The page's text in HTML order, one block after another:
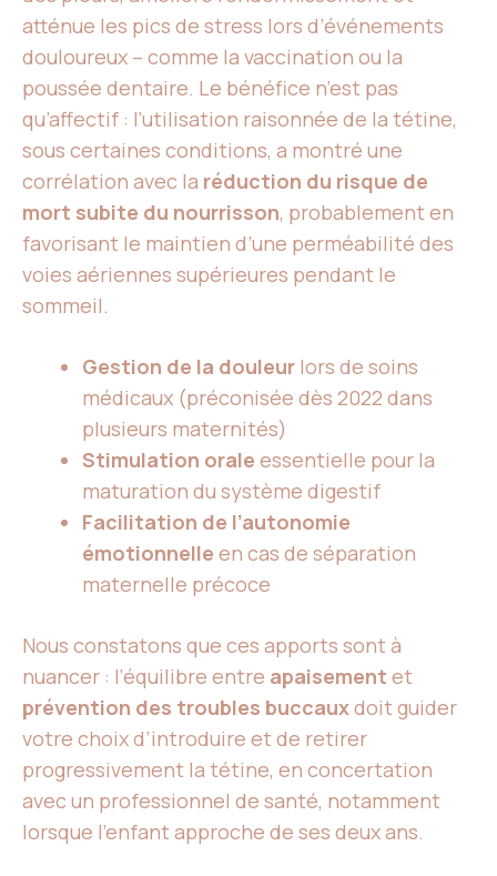
atténue les pics de stress lors d’événements
douloureux – comme la vaccination ou la
poussée dentaire. Le bénéfice n’est pas
qu’affectif : l’utilisation raisonnée de la tétine,
sous certaines conditions, a montré une
corrélation avec la réduction du risque de
mort subite du nourrisson, probablement en
favorisant le maintien d’une perméabilité des
voies aériennes supérieures pendant le
sommeil.
Gestion de la douleur lors de soins
médicaux (préconisée dès 2022 dans
plusieurs maternités)
Stimulation orale essentielle pour la
maturation du système digestif
Facilitation de l’autonomie
émotionnelle en cas de séparation
maternelle précoce
Nous constatons que ces apports sont à
nuancer : l’équilibre entre apaisement et
prévention des troubles buccauxdoit guider
votre choix d’introduire et de retirer
progressivement la tétine, en concertation
avec un professionnel de santé, notamment
lorsque l’enfant approche de ses deux ans.